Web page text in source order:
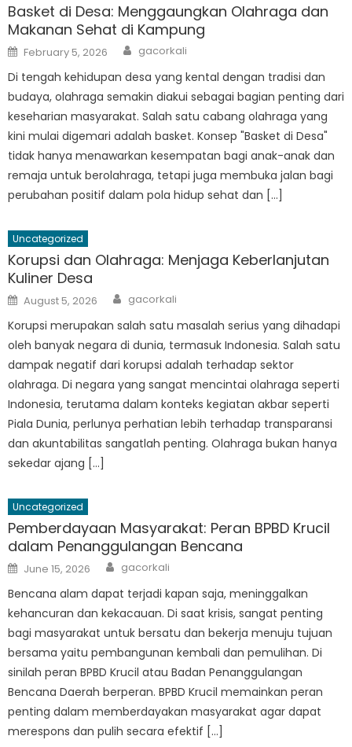
Basket di Desa: Menggaungkan Olahraga dan
Makanan Sehat di Kampung
Posted
on
February 5, 2026 Author
gacorkali
Di tengah kehidupan desa yang kental dengan tradisi dan
budaya, olahraga semakin diakui sebagai bagian penting dari
keseharian masyarakat. Salah satu cabang olahraga yang
kini mulai digemari adalah basket. Konsep "Basket di Desa"
tidak hanya menawarkan kesempatan bagi anak-anak dan
remaja untuk berolahraga, tetapi juga membuka jalan bagi
perubahan positif dalam pola hidup sehat dan […]
Uncategorized
Korupsi dan Olahraga: Menjaga Keberlanjutan
Kuliner Desa
Posted
on
August 5, 2026 Author
gacorkali
Korupsi merupakan salah satu masalah serius yang dihadapi
oleh banyak negara di dunia, termasuk Indonesia. Salah satu
dampak negatif dari korupsi adalah terhadap sektor
olahraga. Di negara yang sangat mencintai olahraga seperti
Indonesia, terutama dalam konteks kegiatan akbar seperti
Piala Dunia, perlunya perhatian lebih terhadap transparansi
dan akuntabilitas sangatlah penting. Olahraga bukan hanya
sekedar ajang […]
Uncategorized
Pemberdayaan Masyarakat: Peran BPBD Krucil
dalam Penanggulangan Bencana
Posted
on
June 15, 2026 Author
gacorkali
Bencana alam dapat terjadi kapan saja, meninggalkan
kehancuran dan kekacauan. Di saat krisis, sangat penting
bagi masyarakat untuk bersatu dan bekerja menuju tujuan
bersama yaitu pembangunan kembali dan pemulihan. Di
sinilah peran BPBD Krucil atau Badan Penanggulangan
Bencana Daerah berperan. BPBD Krucil memainkan peran
penting dalam memberdayakan masyarakat agar dapat
merespons dan pulih secara efektif […]